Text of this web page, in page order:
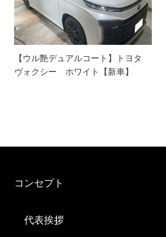
【ウル艶デュアルコート】トヨタ
ヴォクシー ホワイト【新車】
コンセプト
代表挨拶